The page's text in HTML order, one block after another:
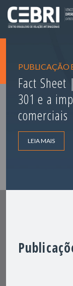
PUBLICAÇÃO
Fact Sheet
301 e a
comerciais
LEIA MAIS